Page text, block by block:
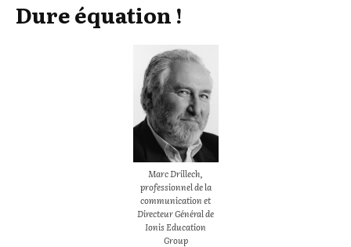
Dure équation !
Marc Drillech,
professionnel de la
communication et
Directeur Général de
Ionis Education
Group